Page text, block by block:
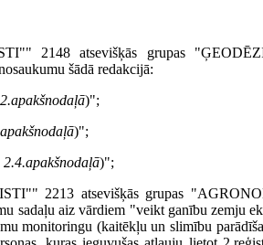
2148 atsevišķās grupas
šādā redakcijā:
)";
)";
)";
2213 atsevišķās grupas
aiz vārdiem "veikt ganību zemju
monitoringu (kaitēkļu un slimību